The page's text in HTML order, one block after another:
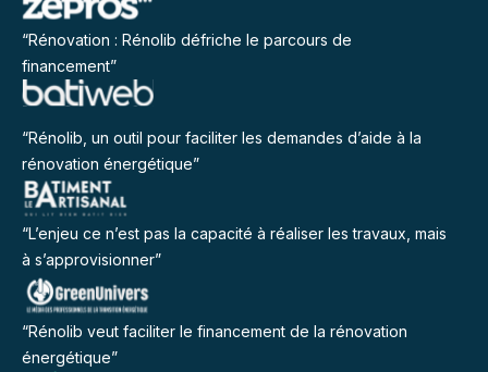
“Rénovation : Rénolib défriche le parcours de
financement”
“Rénolib, un outil pour faciliter les demandes d’aide à la
rénovation énergétique”
“L’enjeu ce n’est pas la capacité à réaliser les travaux, mais
à s’approvisionner”
“Rénolib veut faciliter le financement de la rénovation
énergétique”